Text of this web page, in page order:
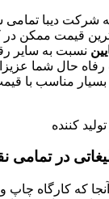
شرکت دیبا تمامی
قیمت ممکن در
نسبت به سایر
رفاه حال شما
بسیار مناسب با
در
که کارگاه چاپ و